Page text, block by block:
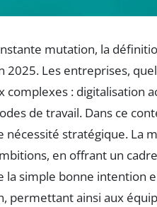
mutation, la
Les entreprises,
complexes : digitalisation
de travail. Dans ce
stratégique. La
en offrant un
la simple bonne intention
permettant ainsi aux